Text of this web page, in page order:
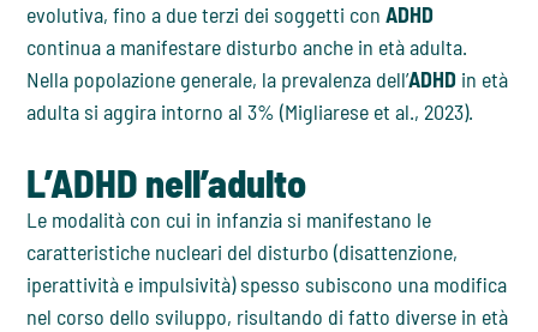
evolutiva, fino a due terzi dei soggetti conADHD
continua a manifestare disturbo anche in età adulta.
Nella popolazione generale, la prevalenza dell’ADHD in età
adulta si aggira intorno al 3% (Migliarese et al., 2023).
L’ADHD nell’adulto
Le modalità con cui in infanzia si manifestano le
caratteristiche nucleari del disturbo (disattenzione,
iperattività e impulsività) spesso subiscono una modifica
nel corso dello sviluppo, risultando di fatto diverse in età